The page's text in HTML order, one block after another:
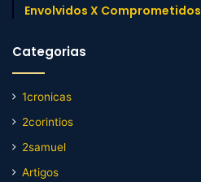
Envolvidos X Comprometidos
Categorias
1cronicas
2corintios
2samuel
Artigos